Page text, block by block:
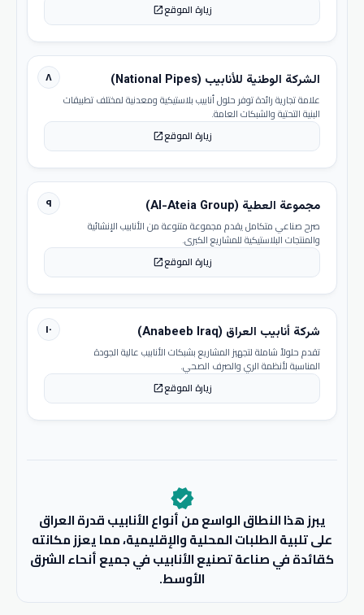
زيارة الموقعopen_in_new
٨ الشركة الوطنية للأنابيب (National Pipes)
علامة تجارية رائدة توفر حلول أنابيب بلاستيكية ومعدنية لمختلف تطبيقات
البنية التحتية والشبكات العامة.
زيارة الموقعopen_in_new
٩ مجموعة العطية (Al-Ateia Group)
صرح صناعي متكامل يقدم مجموعة متنوعة من الأنابيب الإنشائية
والمنتجات البلاستيكية للمشاريع الكبرى.
زيارة الموقعopen_in_new
١٠ شركة أنابيب العراق (Anabeeb Iraq)
تقدم حلولاً شاملة لتجهيز المشاريع بشبكات الأنابيب عالية الجودة
المناسبة لأنظمة الري والصرف الصحي.
زيارة الموقعopen_in_new
verified
يبرز هذا النطاق الواسع من أنواع الأنابيب قدرة العراق
على تلبية الطلبات المحلية والإقليمية، مما يعزز مكانته
كقائدة في صناعة تصنيع الأنابيب في جميع أنحاء الشرق
الأوسط.